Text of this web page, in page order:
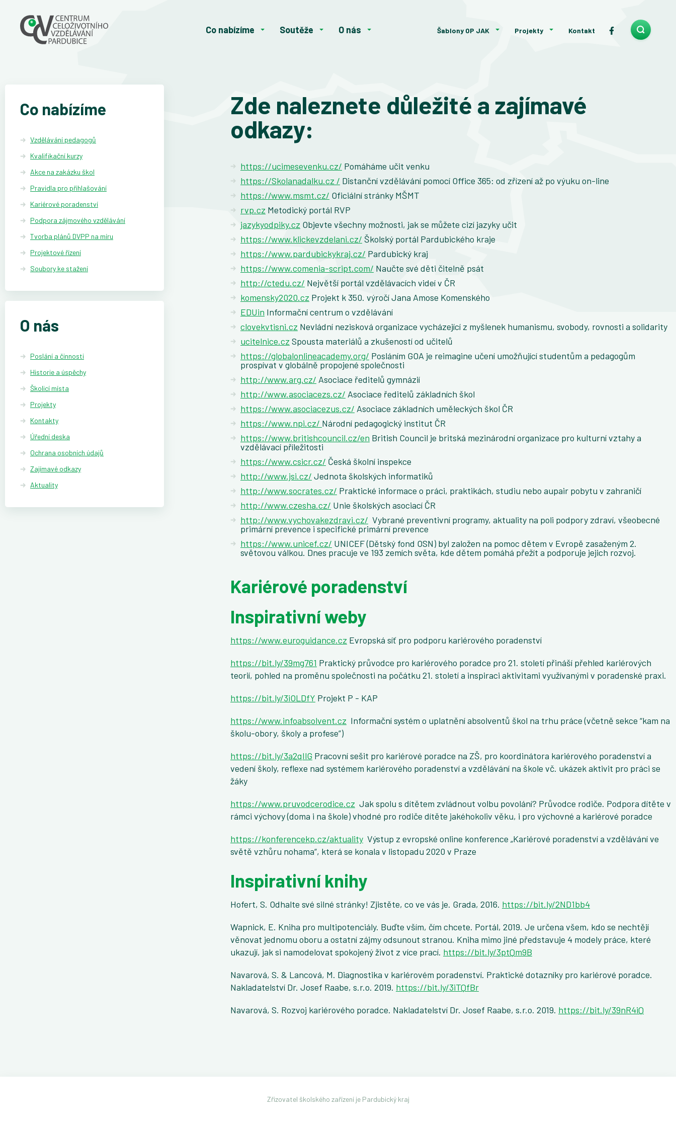
Co nabízíme Soutěže O nás Šablony OP JAK Projekty Kontakt
Co nabízíme
Vzdělávání pedagogů
Kvalifikační kurzy
Akce na zakázku škol
Pravidla pro přihlašování
Kariérové poradenství
Podpora zájmového vzdělávání
Tvorba plánů DVPP na míru
Projektové řízení
Soubory ke stažení
O nás
Poslání a činnosti
Historie a úspěchy
Školicí místa
Projekty
Kontakty
Úřední deska
Ochrana osobních údajů
Zajímavé odkazy
Aktuality
Zde naleznete důležité a zajímavé
odkazy:
https://ucimesevenku.cz/ Pomáháme učit venku
https://Skolanadalku.cz / Distanční vzdělávání pomocí Office 365: od zřízení až po výuku on-line
https://www.msmt.cz/ Oficiální stránky MŠMT
rvp.cz Metodický portál RVP
jazykyodpiky.cz Objevte všechny možnosti, jak se můžete cizí jazyky učit
https://www.klickevzdelani.cz/ Školský portál Pardubického kraje
https://www.pardubickykraj.cz/ Pardubický kraj
https://www.comenia-script.com/ Naučte své děti čitelně psát
http://ctedu.cz/ Největší portál vzdělávacích videí v ČR
komensky2020.cz Projekt k 350. výročí Jana Amose Komenského
EDUin Informační centrum o vzdělávání
clovekvtisni.cz Nevládní nezisková organizace vycházející z myšlenek humanismu, svobody, rovnosti a solidarity
ucitelnice.cz Spousta materiálů a zkušeností od učitelů
https://globalonlineacademy.org/ Posláním GOA je reimagine učení umožňující studentům a pedagogům
prospívat v globálně propojené společnosti
http://www.arg.cz/ Asociace ředitelů gymnázií
http://www.asociacezs.cz/ Asociace ředitelů základních škol
https://www.asociacezus.cz/ Asociace základních uměleckých škol ČR
https://www.npi.cz/ Národní pedagogický institut ČR
https://www.britishcouncil.cz/en British Council je britská mezinárodní organizace pro kulturní vztahy a
vzdělávací příležitosti
https://www.csicr.cz/ Česká školní inspekce
http://www.jsi.cz/ Jednota školských informatiků
http://www.socrates.cz/ Praktické informace o práci, praktikách, studiu nebo aupair pobytu v zahraničí
http://www.czesha.cz/ Unie školských asociací ČR
http://www.vychovakezdravi.cz/ Vybrané preventivní programy, aktuality na poli podpory zdraví, všeobecné
primární prevence i specifické primární prevence
https://www.unicef.cz/ UNICEF (Dětský fond OSN) byl založen na pomoc dětem v Evropě zasaženým 2.
světovou válkou. Dnes pracuje ve 193 zemích světa, kde dětem pomáhá přežít a podporuje jejich rozvoj.
Kariérové poradenství
Inspirativní weby
https://www.euroguidance.cz Evropská síť pro podporu kariérového poradenství
https://bit.ly/39mg761 Praktický průvodce pro kariérového poradce pro 21. století přináší přehled kariérových
teorií, pohled na proměnu společnosti na počátku 21. století a inspiraci aktivitami využívanými v poradenské praxi.
https://bit.ly/3iOLDfY Projekt P - KAP
https://www.infoabsolvent.cz Informační systém o uplatnění absolventů škol na trhu práce (včetně sekce “kam na
školu-obory, školy a profese”)
https://bit.ly/3a2qIlG Pracovní sešit pro kariérové poradce na ZŠ, pro koordinátora kariérového poradenství a
vedení školy, reflexe nad systémem kariérového poradenství a vzdělávání na škole vč. ukázek aktivit pro práci se
žáky
https://www.pruvodcerodice.cz Jak spolu s dítětem zvládnout volbu povolání? Průvodce rodiče. Podpora dítěte v
rámci výchovy (doma i na škole) vhodné pro rodiče dítěte jakéhokoliv věku, i pro výchovné a kariérové poradce
https://konferencekp.cz/aktualityVýstup z evropské online konference „Kariérové poradenství a vzdělávání ve
světě vzhůru nohama“, která se konala v listopadu 2020 v Praze
Inspirativní knihy
Hofert, S. Odhalte své silné stránky! Zjistěte, co ve vás je. Grada, 2016. https://bit.ly/2ND1bb4
Wapnick, E. Kniha pro multipotenciály. Buďte vším, čím chcete. Portál, 2019. Je určena všem, kdo se nechtějí
věnovat jednomu oboru a ostatní zájmy odsunout stranou. Kniha mimo jiné představuje 4 modely práce, které
ukazují, jak si namodelovat spokojený život z více prací. https://bit.ly/3ptQm9B
Navarová, S. & Lancová, M. Diagnostika v kariérovém poradenství. Praktické dotazníky pro kariérové poradce.
Nakladatelství Dr. Josef Raabe, s.r.o. 2019. https://bit.ly/3iTQfBr
Navarová, S. Rozvoj kariérového poradce. Nakladatelství Dr. Josef Raabe, s.r.o. 2019. https://bit.ly/39nR4iQ
Zřizovatel školského zařízení je Pardubický kraj